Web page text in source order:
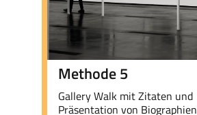
Methode 5
Gallery Walk mit Zitaten und
Präsentation von Biographien